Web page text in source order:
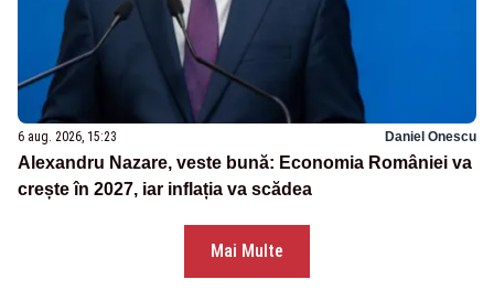
6 aug. 2026, 15:23 Daniel Onescu
Alexandru Nazare, veste bună: Economia României va
crește în 2027, iar inflația va scădea
Mai Multe